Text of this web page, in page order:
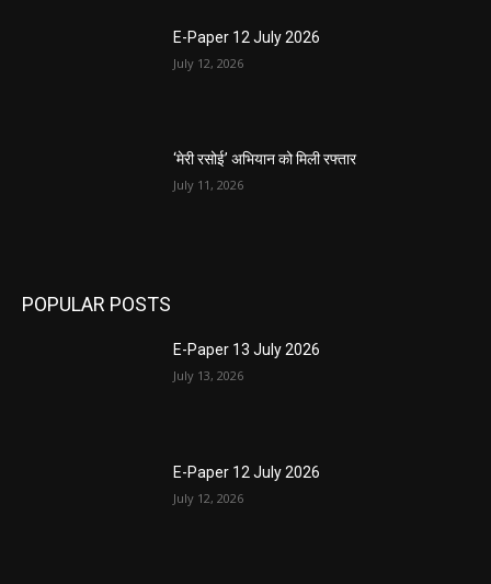
E-Paper 12 July 2026
July 12, 2026
‘मेरी रसोई’ अभियान को मिली रफ्तार
July 11, 2026
POPULAR POSTS
E-Paper 13 July 2026
July 13, 2026
E-Paper 12 July 2026
July 12, 2026